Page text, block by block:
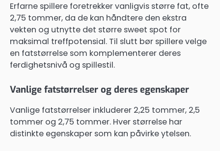
Erfarne spillere foretrekker vanligvis større fat, ofte
2,75 tommer, da de kan håndtere den ekstra
vekten og utnytte det større sweet spot for
maksimal treffpotensial. Til slutt bør spillere velge
en fatstørrelse som komplementerer deres
ferdighetsnivå og spillestil.
Vanlige fatstørrelser og deres egenskaper
Vanlige fatstørrelser inkluderer 2,25 tommer, 2,5
tommer og 2,75 tommer. Hver størrelse har
distinkte egenskaper som kan påvirke ytelsen.